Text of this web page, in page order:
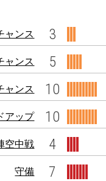
ャンス 3
ャンス 5
ャンス 10
アップ 10
空中戦 4
守備 7